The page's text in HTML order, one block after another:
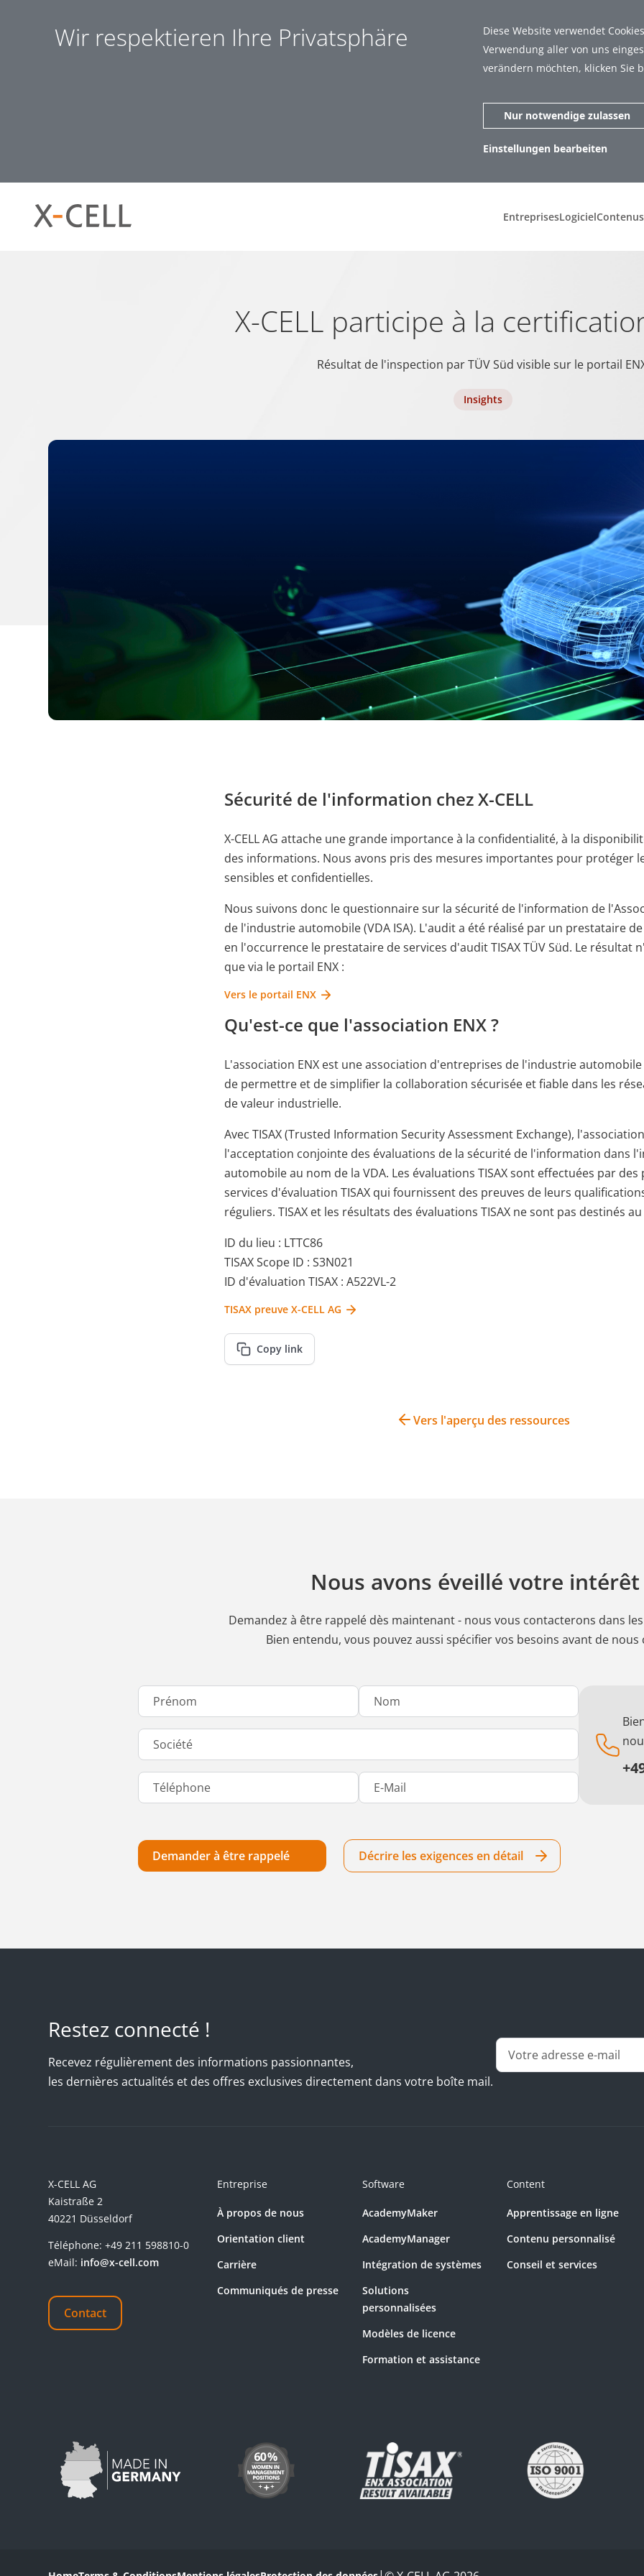
Wir respektieren Ihre Privatsphäre
Diese Website verwendet
Verwendung aller von uns
verändern möchten, klicken Sie
Nur notwendige zulassen
Einstellungen bearbeiten
Notwendig (8)
Zweck
Verwendet, um zu überprüfen, ob der Browser des Benutzers Cookies unterstützt.
LinkedIn
Website, um gültige Berichte über die Nutzung Ihrer Website zu erstellen.
Wird verwendet, um Spam zu erkennen und die Sicherheit der Webseite zu verbessern.
Speichert den Zustimmungsstatus des Benutzers für Cookies auf der aktuellen Domäne.
Cookiebot Speichert den Zustimmungsstatus des Benutzers für Cookies auf der aktuellen Domäne.
Behält die Zustände des Benutzers bei allen Seitenanfragen bei.
EntreprisesLogicielContenus
X-CELL participe à la
Résultat de l'inspection par TÜV Süd visible sur le portail
Insights
Sécurité de l'information chez X-CELL
X-CELL AG attache une grande importance à la confidentialité, à la
des informations. Nous avons pris des mesures importantes pour protéger
sensibles et confidentielles.
Nous suivons donc le questionnaire sur la sécurité de l'information de
de l'industrie automobile (VDA ISA). L'audit a été réalisé par un prestataire
en l'occurrence le prestataire de services d'audit TISAX TÜV Süd. Le résultat
que via le portail ENX :
Vers le portail ENX
Qu'est-ce que l'association ENX ?
L'association ENX est une association d'entreprises de l'industrie
de permettre et de simplifier la collaboration sécurisée et fiable dans les
de valeur industrielle.
Avec TISAX (Trusted Information Security Assessment Exchange),
l'acceptation conjointe des évaluations de la sécurité de l'information dans
automobile au nom de la VDA. Les évaluations TISAX sont effectuées par
services d'évaluation TISAX qui fournissent des preuves de leurs
réguliers. TISAX et les résultats des évaluations TISAX ne sont pas destinés
ID du lieu : LTTC86
TISAX Scope ID : S3N021
ID d'évaluation TISAX : A522VL-2
TISAX preuve X-CELL AG
Copy link
Vers l'aperçu des ressources
Nous avons éveillé votre intérêt
Demandez à être rappelé dès maintenant - nous vous contacterons dans
Bien entendu, vous pouvez aussi spécifier vos besoins avant de
Décrire les exigences en détail
Restez connecté !
Recevez régulièrement des informations passionnantes,
les dernières actualités et des offres exclusives directement dans votre boîte mail.
X-CELL AG
Kaistraße 2
40221 Düsseldorf
Téléphone:+49 211 598810-0
eMail: info@x-cell.com
Contact
Entreprise
À propos de nous
Orientation client
Carrière
Communiqués de presse
Software
AcademyMaker
AcademyManager
Intégration de systèmes
Solutions
personnalisées
Modèles de licence
Formation et assistance
Content
Apprentissage en ligne
Contenu personnalisé
Conseil et services